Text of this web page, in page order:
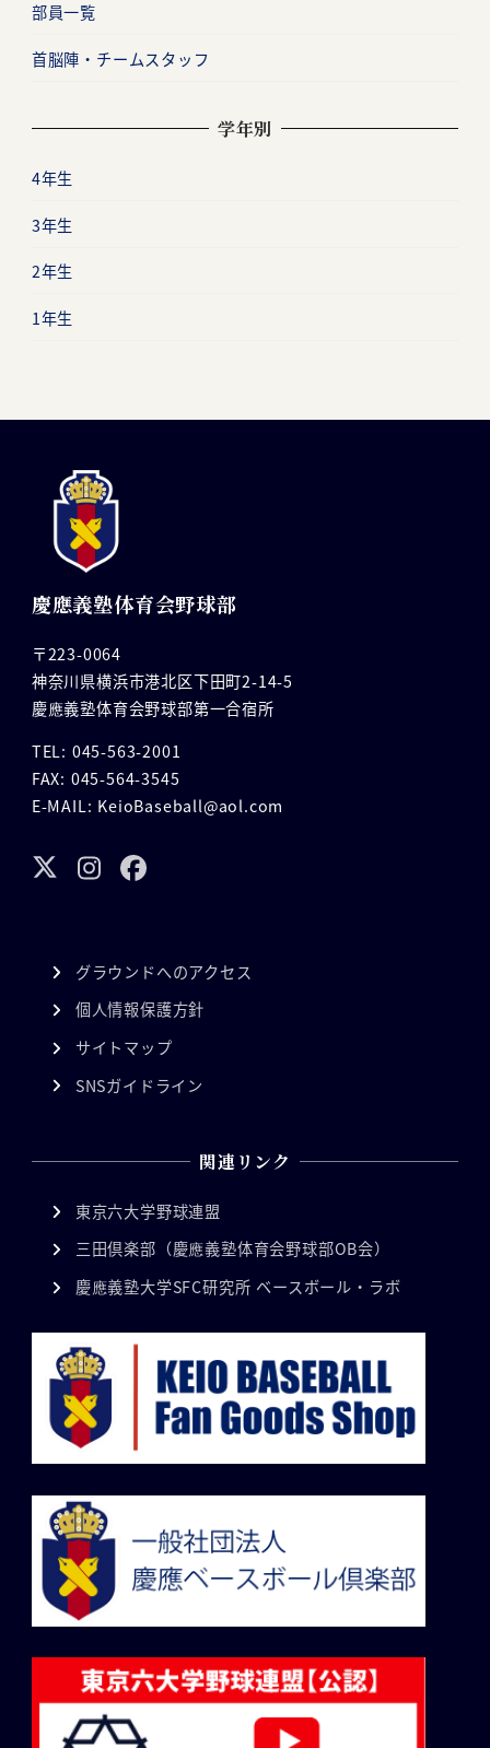
部員一覧
首脳陣・チームスタッフ
学年別
4年生
3年生
2年生
1年生
慶應義塾体育会野球部
〒223-0064
神奈川県横浜市港北区下田町2-14-5
慶應義塾体育会野球部第一合宿所
TEL: 045-563-2001
FAX: 045-564-3545
E-MAIL: KeioBaseball@aol.com
グラウンドへのアクセス
個人情報保護方針
サイトマップ
SNSガイドライン
関連リンク
東京六大学野球連盟
三田倶楽部（慶應義塾体育会野球部OB会）
慶應義塾大学SFC研究所 ベースボール・ラボ